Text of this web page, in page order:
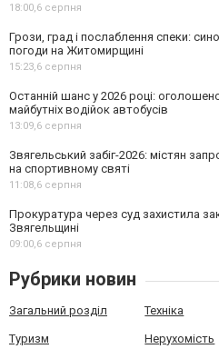
18:00,6 серпня
Грози, град і послаблення спеки:
погоди на Житомирщині
15:23,6 серпня
Останній шанс у 2026 році:
майбутніх водійок автобусів
13:09,6 серпня
Звягельський забіг-2026: містян
на спортивному святі
11:08,6 серпня
Прокуратура через суд захистила
Звягельщині
09:00,6 серпня
Рубрики новин
Загальний розділ Техніка
Туризм Нерухомість